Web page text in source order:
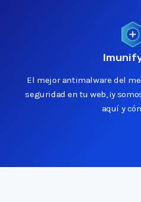
El mejor antimalware del
seguridad en tu web, ¡y
aquí y